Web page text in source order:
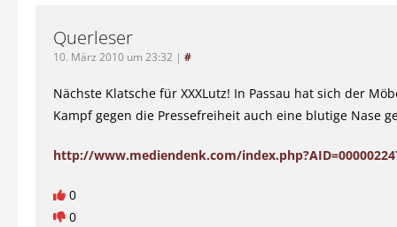
Querleser
10. März 2010 um 23:32 | #
Nächste Klatsche für XXXLutz! In Passau hat sich der
Kampf gegen die Pressefreiheit auch eine blutige Nase
http://www.mediendenk.com/
0
0